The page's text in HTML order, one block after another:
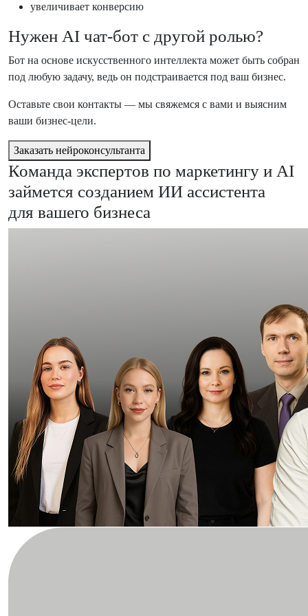
увеличивает конверсию
Нужен AI чат-бот с другой ролью?
Бот на основе искусственного интеллекта может быть собран
под любую задачу, ведь он подстраивается под ваш бизнес.
Оставьте свои контакты — мы свяжемся с вами и выясним
ваши бизнес-цели.
Заказать нейроконсультанта
Команда экспертов по маркетингу и AI
займется созданием ИИ ассистента
для вашего бизнеса